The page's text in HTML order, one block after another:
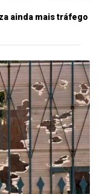
ainda mais tráfego